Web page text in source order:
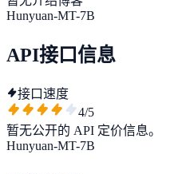
Hunyuan-MT-7B
API接口信息
接口速度
4/5
暂无公开的 API 定价信息。
Hunyuan-MT-7B